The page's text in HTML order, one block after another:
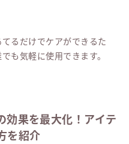
るだけでケアができるた
も気軽に使用できます。
効果を最大化！アイテ
を紹介